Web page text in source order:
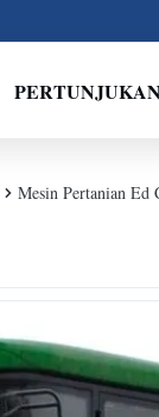
Mesin Pertanian Ed